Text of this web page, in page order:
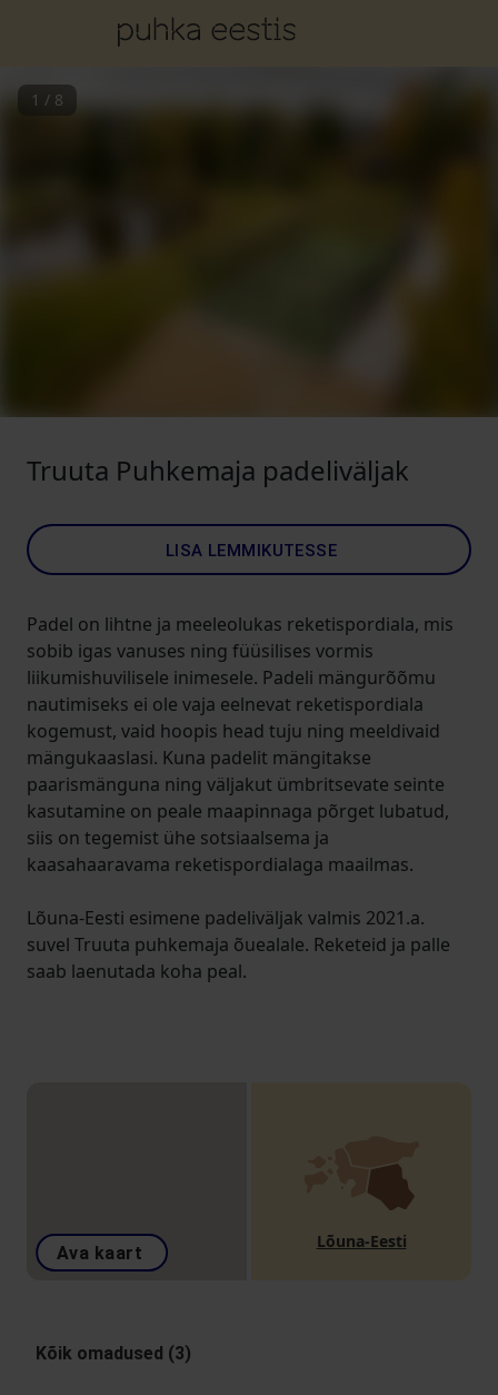
1 / 8
Truuta Puhkemaja padeliväljak
LISA LEMMIKUTESSE
Padel on lihtne ja meeleolukas reketispordiala, mis
sobib igas vanuses ning füüsilises vormis
liikumishuvilisele inimesele. Padeli mängurõõmu
nautimiseks ei ole vaja eelnevat reketispordiala
kogemust, vaid hoopis head tuju ning meeldivaid
mängukaaslasi. Kuna padelit mängitakse
paarismänguna ning väljakut ümbritsevate seinte
kasutamine on peale maapinnaga põrget lubatud,
siis on tegemist ühe sotsiaalsema ja
kaasahaaravama reketispordialaga maailmas.
Lõuna-Eesti esimene padeliväljak valmis 2021.a.
suvel Truuta puhkemaja õuealale. Reketeid ja palle
saab laenutada koha peal.
Ava kaart
Lõuna-Eesti
Kõik omadused (3)